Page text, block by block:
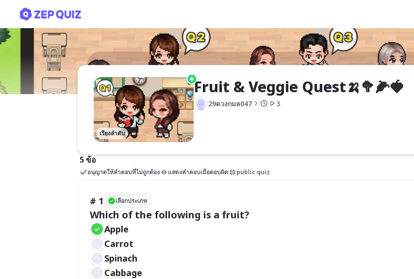
เรียงลำดับ
Fruit & Veggie Quest🍌🥦🌽🍓
29ดวงกมล047 3
5 ข้อ
อนุญาตให้คำตอบที่ไม่ถูกต้อง แสดงคำตอบเมื่อตอบผิด public quiz
# 1 เลือกประเภท
Which of the following is a fruit?
Apple
Carrot
Spinach
Cabbage